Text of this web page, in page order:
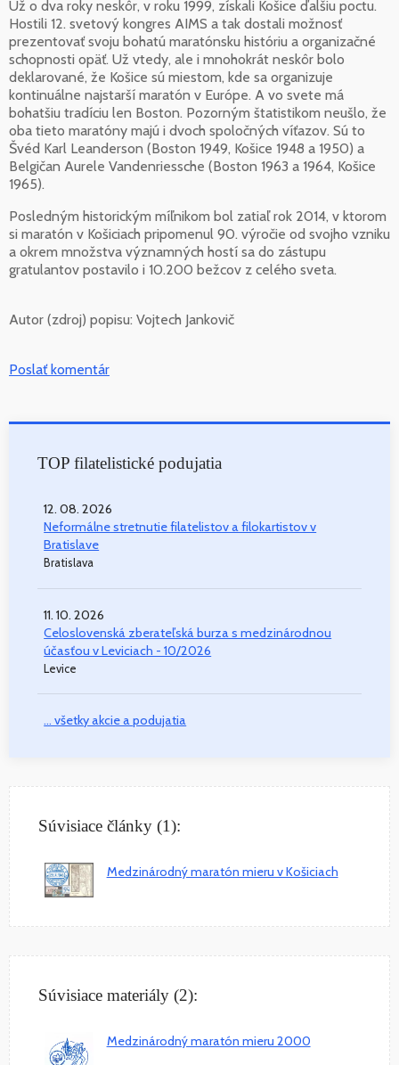
Už o dva roky neskôr, v roku 1999, získali Košice ďalšiu poctu.
Hostili 12. svetový kongres AIMS a tak dostali možnosť
prezentovať svoju bohatú maratónsku históriu a organizačné
schopnosti opäť. Už vtedy, ale i mnohokrát neskôr bolo
deklarované, že Košice sú miestom, kde sa organizuje
kontinuálne najstarší maratón v Európe. A vo svete má
bohatšiu tradíciu len Boston. Pozorným štatistikom neušlo, že
oba tieto maratóny majú i dvoch spoločných víťazov. Sú to
Švéd Karl Leanderson (Boston 1949, Košice 1948 a 1950) a
Belgičan Aurele Vandenriessche (Boston 1963 a 1964, Košice
1965).
Posledným historickým míľnikom bol zatiaľ rok 2014, v ktorom
si maratón v Košiciach pripomenul 90. výročie od svojho vzniku
a okrem množstva významných hostí sa do zástupu
gratulantov postavilo i 10.200 bežcov z celého sveta.
Autor (zdroj) popisu: Vojtech Jankovič
Poslať komentár
TOP filatelistické podujatia
12. 08. 2026
Neformálne stretnutie filatelistov a filokartistov v
Bratislave
Bratislava
11. 10. 2026
Celoslovenská zberateľská burza s medzinárodnou
účasťou v Leviciach - 10/2026
Levice
... všetky akcie a podujatia
Súvisiace články (1):
Medzinárodný maratón mieru v Košiciach
Súvisiace materiály (2):
Medzinárodný maratón mieru 2000